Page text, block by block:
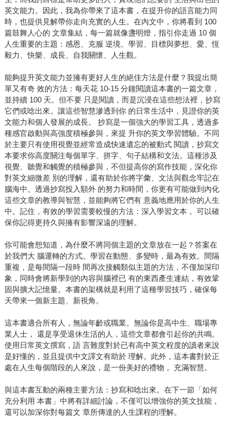
英文能力。因此，我為你帶來了這本書，在提升你的語言能力同
時，也提供見解帶你走向充實的人生。在內文中，你將看到 100
篇鼓舞人心的 文章集結，每一篇就像盞明燈，指引你走過 10 個
人生重要的主題：感恩、克服 逆境、學習、目標與夢想、愛、恆
毅力、快樂、成長、自我關懷、人生觀。
能夠提升英文能力並擁有更好人生的絕佳方法是什麼？我提出簡
單又有奇 效的方法：每天花 10-15 分鐘閱讀這本書的一篇文章，
並持續 100 天。但不要 只是閱讀，而是沉浸在這些想法裡，抄寫
它們或唸出來。讓這些智慧滲透到你 的日常生活中，見證你的英
文能力和個人發展的成長。 抄寫是一個強大的學習工具，透過多
種感官啟動與高強度積極參與，來提 升你的英文學習體驗。不同
於主要只有使用視覺並經常造成快速遺忘的被動式 閱讀，抄寫文
本要求你高度關注每個單字、拼字、句子結構和文法。這種涉及
視覺、聽覺和觸覺的積極參與，不但提高你的寫作技能，深化你
對英文細微差 別的理解，還有助於你將字彙、文法與觀念牢記在
腦海中。透過抄寫投入額外 的努力和時間，你更有可能做到內化
這些文章的教導與智慧，並能夠將它們有 意義地應用於你的人生
中。記住，有效的學習需要較慢的方法：深入學習文本， 可以確
保你記得更持久與擁有影響深遠的理解。
你可能會想知道，為什麼不將同個主題的文章放在一起？答案在
於我們大 腦運轉的方式。學習在動態、多變時，最為有效。間隔
重複，是每間隔一段時 間再次接觸類似主題的方法，不僅加深印
象，同時會將新學到的內容與腦裡已 有的東西產生連結，有效鞏
固與擴大記憶量。本書的架構就是利用了這種學習技巧，確保每
天帶來一個新主題、新視角。
這本書適合所有人，無論年齡或職業。無論你是高中生、職場專
業人士， 還是享受退休生活的人，這些文章都會引起你的共鳴。
使用日常英文撰寫，語 言難度對於已有高中英文程度的讀者來說
是好懂的，並且提供中文譯文有助於 理解。此外，這本書對於正
處在人生每個階段的人來說，是一份美好的禮物， 充滿智慧。
與這本書互動的兩種主要方法：抄寫和唸出來。在下一節「如何
充分利用 本書」中將有詳細討論，不僅可以增強你的英文技能，
還可以加深你對每篇文 章所傳達的人生課程的理解。